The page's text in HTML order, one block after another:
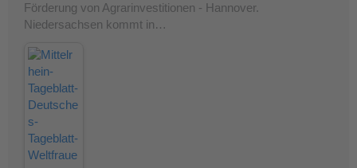
Förderung von Agrarinvestitionen - Hannover.
Niedersachsen kommt in…